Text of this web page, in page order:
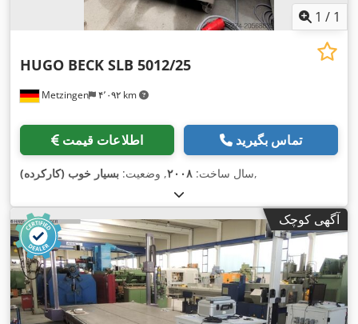
1 / 1
Metzingen ۴٬۰۹۲ km
HUGO BECK SLB 5012/25
اطلاعات قیمت تماس بگیرید
سال ساخت: ۲۰۰۸, وضعیت: بسیار خوب (کارکرده) ,
آگهی کوچک